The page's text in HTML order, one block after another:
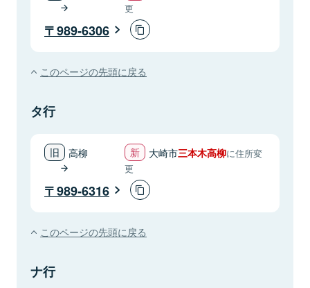
更
989-6306
このページの先頭に戻る
タ行
高柳 大崎市三本木高柳に住所変
更
989-6316
このページの先頭に戻る
ナ行